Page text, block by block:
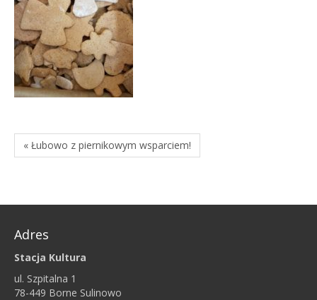
« Łubowo z piernikowym wsparciem!
Adres
Stacja Kultura
ul. Szpitalna 1
78-449 Borne Sulinowo